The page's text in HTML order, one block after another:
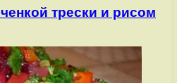
трески и рисом